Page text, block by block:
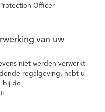
Officer
van uw
niet werden verwerkt
regelgeving, hebt u
bij de